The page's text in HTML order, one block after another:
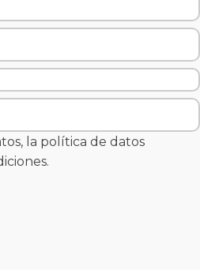
la política de datos